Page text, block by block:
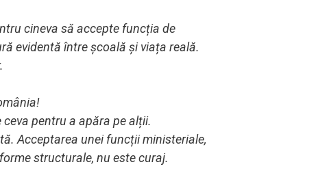
cineva să accepte funcția de
evidentă între școală și viața reală.
pentru a apăra pe alții.
Acceptarea unei funcții ministeriale,
structurale, nu este curaj.